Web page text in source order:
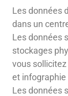
Les données
dans un
Les données
stockages
vous
et infographie
Les données